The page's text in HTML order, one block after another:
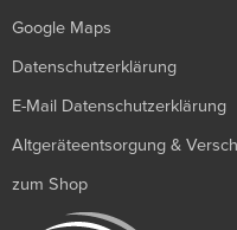
Google Maps
Datenschutzerklärung
E-Mail Datenschutzerklärung
Altgeräteentsorgung &
zum Shop